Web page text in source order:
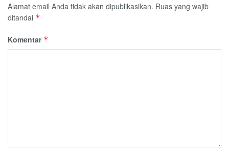
Alamat email Anda tidak akan dipublikasikan. Ruas yang wajib
ditandai *
Komentar *